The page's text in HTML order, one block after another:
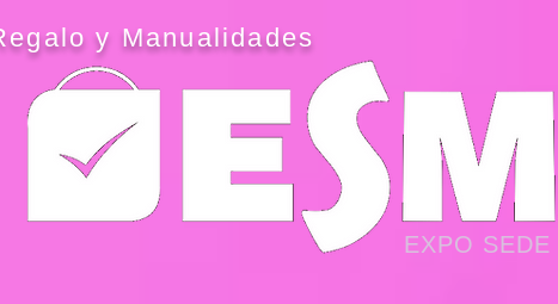
y Manualidades
EXPO